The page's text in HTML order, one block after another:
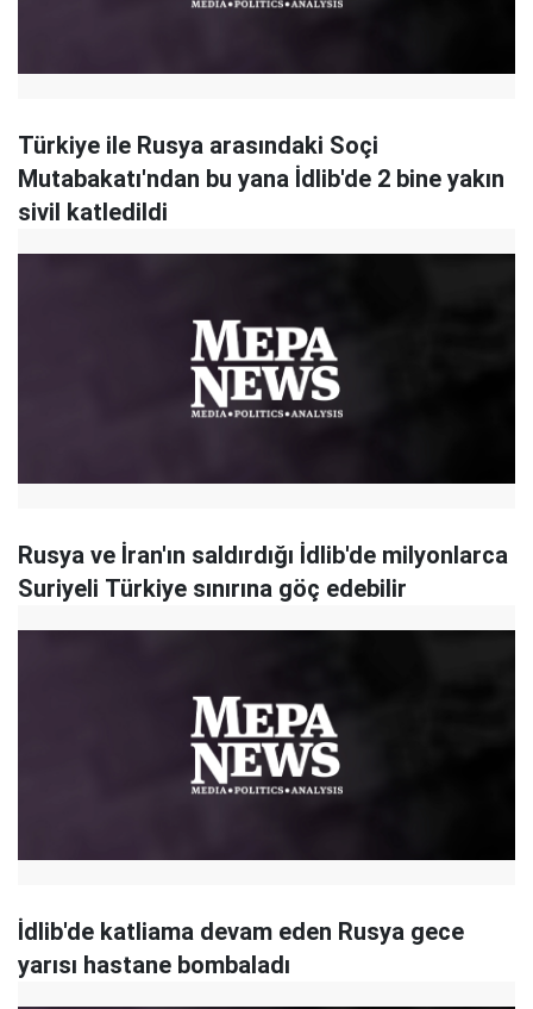
Türkiye ile Rusya arasındaki Soçi
Mutabakatı'ndan bu yana İdlib'de 2 bine yakın
sivil katledildi
Rusya ve İran'ın saldırdığı İdlib'de milyonlarca
Suriyeli Türkiye sınırına göç edebilir
İdlib'de katliama devam eden Rusya gece
yarısı hastane bombaladı